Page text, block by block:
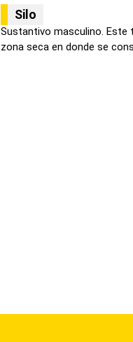
Silo
Sustantivo masculino. Este
zona seca en donde se